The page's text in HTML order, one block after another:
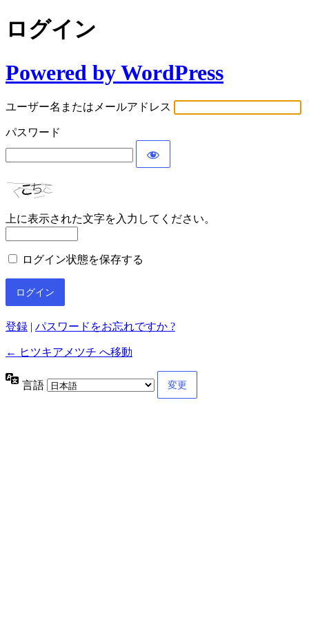
ログイン
Powered by WordPress
ユーザー名またはメールアドレス
パスワード
上に表示された文字を入力してください。
ログイン状態を保存する
登録 | パスワードをお忘れですか ?
← ヒツキアメツチ へ移動
言語